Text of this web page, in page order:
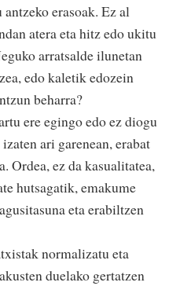
erasoak. Ez al
atera eta hitz edo ukitu
arratsalde ilunetan
edo kaletik edozein
beharra?
ere egingo edo ez diogu
ari garenean, erabat
Ordea, ez da kasualitatea,
hutsagatik, emakume
eta erabiltzen
normalizatu eta
duelako gertatzen